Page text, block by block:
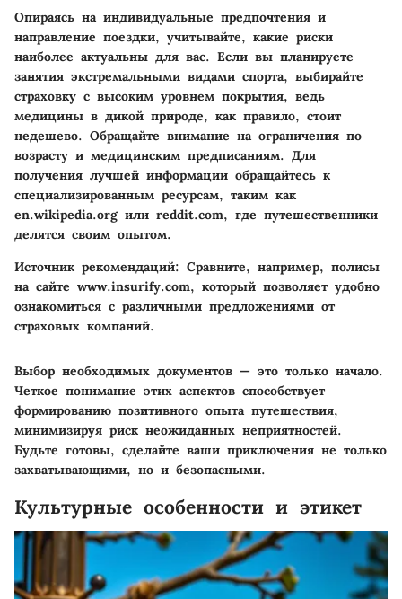
Опираясь на индивидуальные предпочтения и
направление поездки, учитывайте, какие риски
наиболее актуальны для вас. Если вы планируете
занятия экстремальными видами спорта, выбирайте
страховку с высоким уровнем покрытия, ведь
медицины в дикой природе, как правило, стоит
недешево. Обращайте внимание на ограничения по
возрасту и медицинским предписаниям. Для
получения лучшей информации обращайтесь к
специализированным ресурсам, таким как
en.wikipedia.org или reddit.com, где путешественники
делятся своим опытом.
Источник рекомендаций: Сравните, например, полисы
на сайте www.insurify.com, который позволяет удобно
ознакомиться с различными предложениями от
страховых компаний.
Выбор необходимых документов — это только начало.
Четкое понимание этих аспектов способствует
формированию позитивного опыта путешествия,
минимизируя риск неожиданных неприятностей.
Будьте готовы, сделайте ваши приключения не только
захватывающими, но и безопасными.
Культурные особенности и этикет